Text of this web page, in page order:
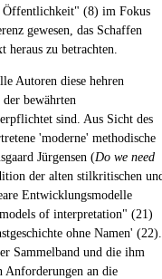
Öffentlichkeit" (8) im Fokus
gewesen, das Schaffen
heraus zu betrachten.
Autoren diese hehren
bewährten
sind. Aus Sicht des
'moderne' methodische
Jürgensen (Do we need
der alten stilkritischen
Entwicklungsmodelle
of interpretation" (21)
ohne Namen' (22).
Sammelband und die ihm
Anforderungen an die